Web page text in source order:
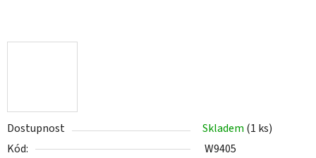
Dostupnost Skladem (1 ks)
Kód:
W9405